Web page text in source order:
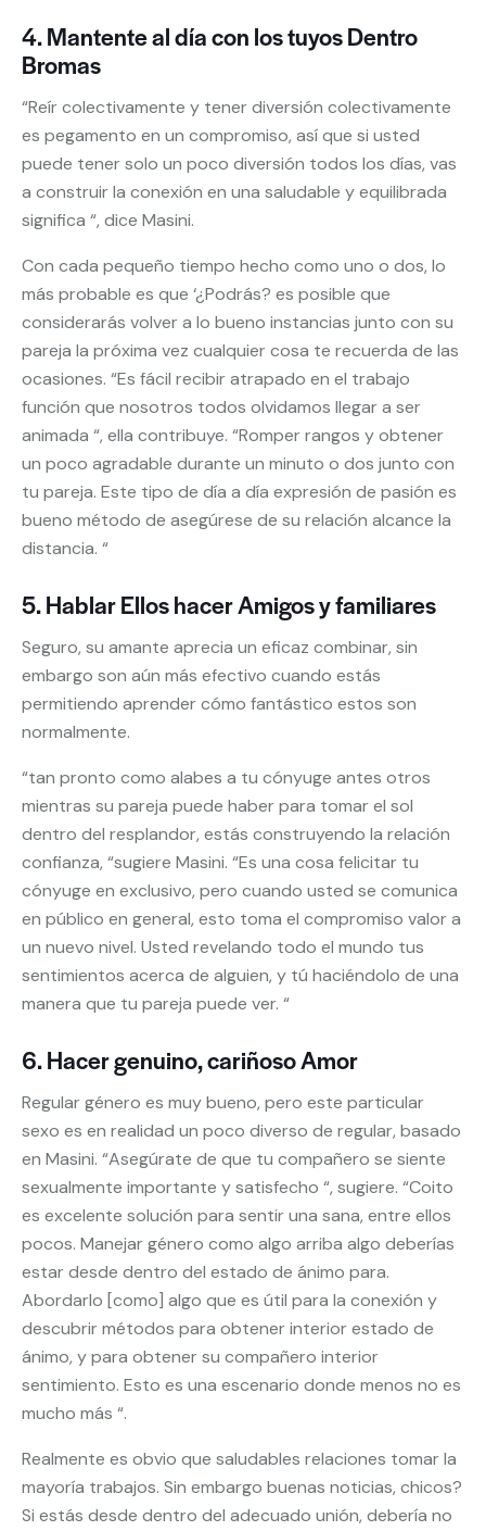
4. Mantente al día con los tuyos Dentro
Bromas
“Reír colectivamente y tener diversión colectivamente
es pegamento en un compromiso, así que si usted
puede tener solo un poco diversión todos los días, vas
a construir la conexión en una saludable y equilibrada
significa “, dice Masini.
Con cada pequeño tiempo hecho como uno o dos, lo
más probable es que ‘¿Podrás? es posible que
considerarás volver a lo bueno instancias junto con su
pareja la próxima vez cualquier cosa te recuerda de las
ocasiones. “Es fácil recibir atrapado en el trabajo
función que nosotros todos olvidamos llegar a ser
animada “, ella contribuye. “Romper rangos y obtener
un poco agradable durante un minuto o dos junto con
tu pareja. Este tipo de día a día expresión de pasión es
bueno método de asegúrese de su relación alcance la
distancia. “
5. Hablar Ellos hacer Amigos y familiares
Seguro, su amante aprecia un eficaz combinar, sin
embargo son aún más efectivo cuando estás
permitiendo aprender cómo fantástico estos son
normalmente.
“tan pronto como alabes a tu cónyuge antes otros
mientras su pareja puede haber para tomar el sol
dentro del resplandor, estás construyendo la relación
confianza, “sugiere Masini. “Es una cosa felicitar tu
cónyuge en exclusivo, pero cuando usted se comunica
en público en general, esto toma el compromiso valor a
un nuevo nivel. Usted revelando todo el mundo tus
sentimientos acerca de alguien, y tú haciéndolo de una
manera que tu pareja puede ver. “
6. Hacer genuino, cariñoso Amor
Regular género es muy bueno, pero este particular
sexo es en realidad un poco diverso de regular, basado
en Masini. “Asegúrate de que tu compañero se siente
sexualmente importante y satisfecho “, sugiere. “Coito
es excelente solución para sentir una sana, entre ellos
pocos. Manejar género como algo arriba algo deberías
estar desde dentro del estado de ánimo para.
Abordarlo [como] algo que es útil para la conexión y
descubrir métodos para obtener interior estado de
ánimo, y para obtener su compañero interior
sentimiento. Esto es una escenario donde menos no es
mucho más “.
Realmente es obvio que saludables relaciones tomar la
mayoría trabajos. Sin embargo buenas noticias, chicos?
Si estás desde dentro del adecuado unión, debería no